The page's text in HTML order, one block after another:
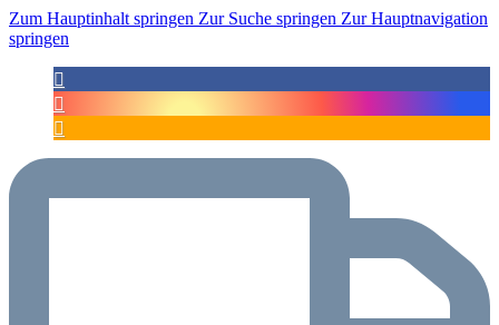
Zum Hauptinhalt springen Zur Suche springen Zur Hauptnavigation
springen